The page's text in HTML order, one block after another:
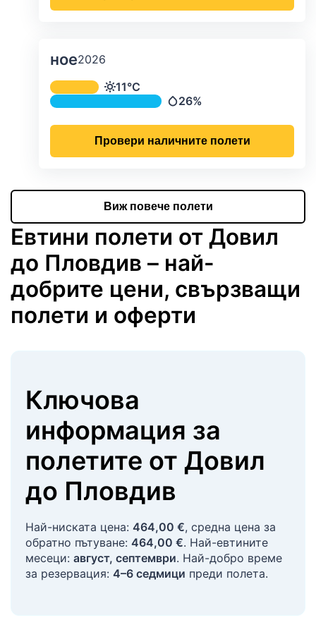
ное2026
Средна месечна температура и
Температура
11°C
Валежи
26%
Провери наличните полети
Виж повече полети
Евтини полети от Довил
до Пловдив – най-
добрите цени, свързващи
полети и оферти
Ключова
информация за
полетите от Довил
до Пловдив
Най-ниската цена: 464,00 €, средна цена за
обратно пътуване: 464,00 €. Най-евтините
месеци: август, септември. Най-добро време
за резервация: 4–6 седмици преди полета.